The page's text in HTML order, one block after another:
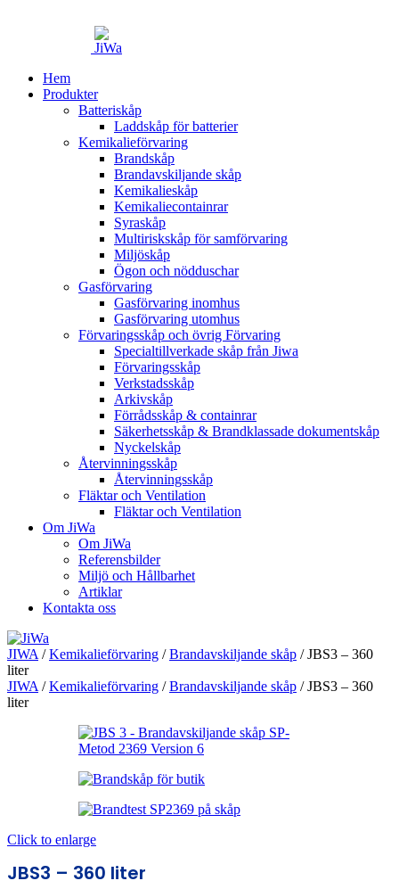
Hem
Produkter
Batteriskåp
Laddskåp för batterier
Kemikalieförvaring
Brandskåp
Brandavskiljande skåp
Kemikalieskåp
Kemikaliecontainrar
Syraskåp
Multiriskskåp för samförvaring
Miljöskåp
Ögon och nödduschar
Gasförvaring
Gasförvaring inomhus
Gasförvaring utomhus
Förvaringsskåp och övrig Förvaring
Specialtillverkade skåp från Jiwa
Förvaringsskåp
Verkstadsskåp
Arkivskåp
Förrådsskåp & containrar
Säkerhetsskåp & Brandklassade dokumentskåp
Nyckelskåp
Återvinningsskåp
Återvinningsskåp
Fläktar och Ventilation
Fläktar och Ventilation
Om JiWa
Om JiWa
Referensbilder
Miljö och Hållbarhet
Artiklar
Kontakta oss
JIWA /Kemikalieförvaring /Brandavskiljande skåp /JBS3 – 360
liter
JIWA /Kemikalieförvaring /Brandavskiljande skåp /JBS3 – 360
liter
Click to enlarge
JBS3 – 360 liter